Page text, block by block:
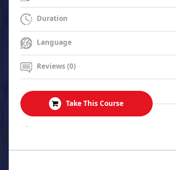
Duration
Language
Reviews (0)
Take This Course
.